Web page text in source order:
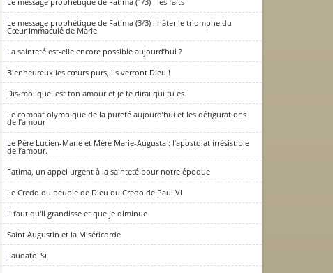
Le message prophétique de Fatima (3/3) : hâter le triomphe du
Cœur Immaculé de Marie
La sainteté est-elle encore possible aujourd’hui ?
Bienheureux les cœurs purs, ils verront Dieu !
Dis-moi quel est ton amour et je te dirai qui tu es
Le combat olympique de la pureté aujourd’hui et les défigurations
de l’amour
Le Père Lucien-Marie et Mère Marie-Augusta : l’apostolat irrésistible
de l’amour.
Fatima, un appel urgent à la sainteté pour notre époque
Le Credo du peuple de Dieu ou Credo de Paul VI
Il faut qu'il grandisse et que je diminue
Saint Augustin et la Miséricorde
Laudato' Si